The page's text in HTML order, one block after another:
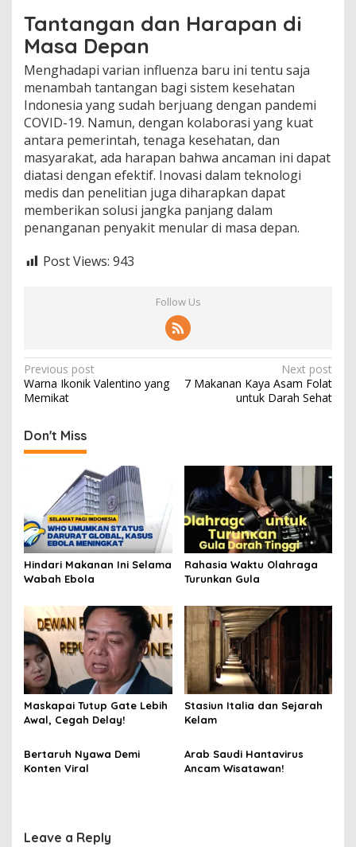
Tantangan dan Harapan di
Masa Depan
Menghadapi varian influenza baru ini tentu saja
menambah tantangan bagi sistem kesehatan
Indonesia yang sudah berjuang dengan pandemi
COVID-19. Namun, dengan kolaborasi yang kuat
antara pemerintah, tenaga kesehatan, dan
masyarakat, ada harapan bahwa ancaman ini dapat
diatasi dengan efektif. Inovasi dalam teknologi
medis dan penelitian juga diharapkan dapat
memberikan solusi jangka panjang dalam
penanganan penyakit menular di masa depan.
Post Views: 943
Follow Us
Post
navigation
Previous post
Warna Ikonik Valentino yang
Memikat
Next post
7 Makanan Kaya Asam Folat
untuk Darah Sehat
Don't Miss
Hindari Makanan Ini Selama
Wabah Ebola
Rahasia Waktu Olahraga
Turunkan Gula
Maskapai Tutup Gate Lebih
Awal, Cegah Delay!
Stasiun Italia dan Sejarah
Kelam
Bertaruh Nyawa Demi
Konten Viral
Arab Saudi Hantavirus
Ancam Wisatawan!
Leave a Reply